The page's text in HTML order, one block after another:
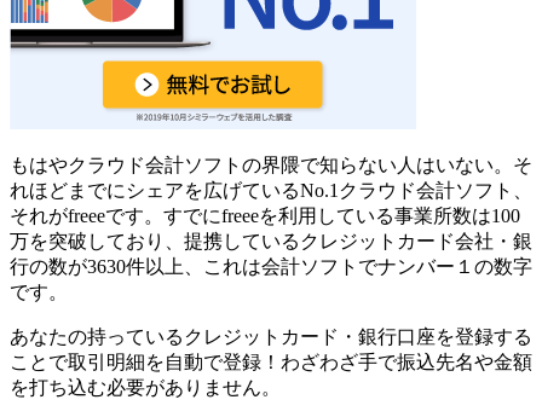
もはやクラウド会計ソフトの界隈で知らない人はいない。そ
れほどまでにシェアを広げているNo.1クラウド会計ソフト、
それがfreeeです。 すでにfreeeを利用している事業所数は100
万を突破 しており、提携しているクレジットカード会社・銀
行の数が3630件以上、これは会計ソフトでナンバー１の数字
です。
あなたの持っているクレジットカード・銀行口座を登録する
ことで取引明細を自動で登録！わざわざ手で振込先名や金額
を打ち込む必要がありません。